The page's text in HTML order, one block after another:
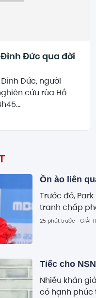
Đình Đức qua đời
Đình Đức, người
cứu rùa Hồ
Ồn ào liên
Trước đó,
tranh chấp
25 phút trước GIẢI
Tiếc cho
Nhiều khán
có hạnh phúc